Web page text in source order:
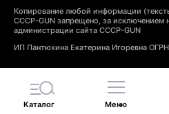
Копирование любой информации
CCCP-GUN запрещено, за исключением
администрации сайта CCCP-GUN
ИП Пантюхина Екатерина Игоревна
Каталог Меню